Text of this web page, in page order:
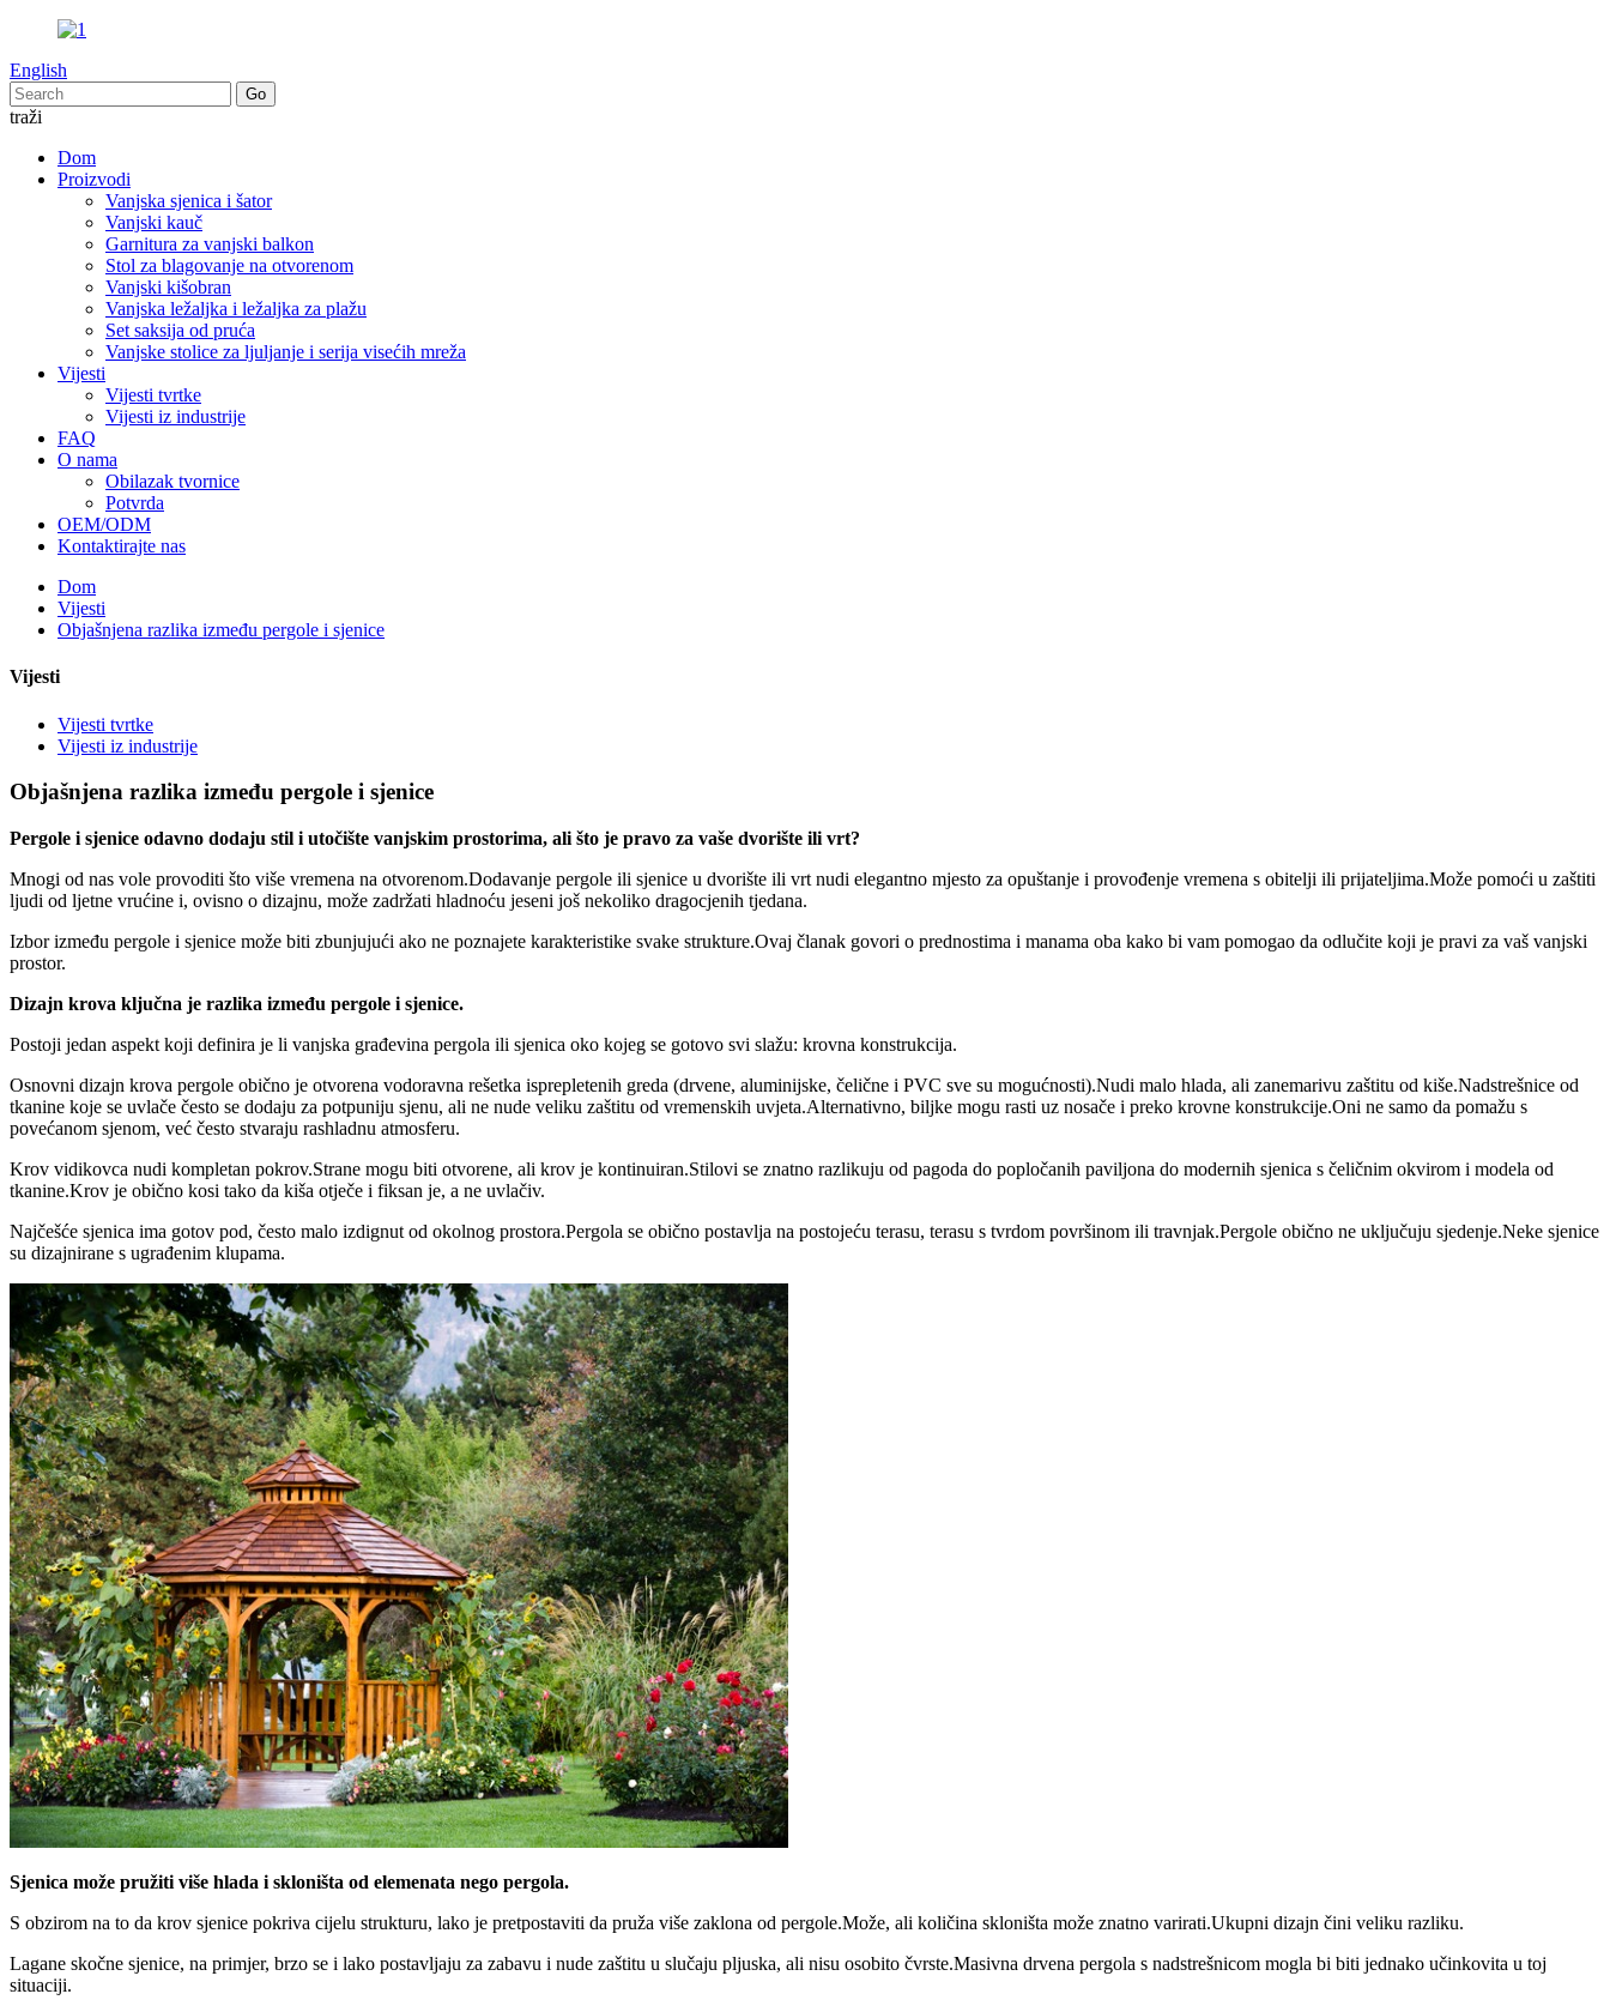
English
traži
Dom
Proizvodi
Vanjska sjenica i šator
Vanjski kauč
Garnitura za vanjski balkon
Stol za blagovanje na otvorenom
Vanjski kišobran
Vanjska ležaljka i ležaljka za plažu
Set saksija od pruća
Vanjske stolice za ljuljanje i serija visećih mreža
Vijesti
Vijesti tvrtke
Vijesti iz industrije
FAQ
O nama
Obilazak tvornice
Potvrda
OEM/ODM
Kontaktirajte nas
Dom
Vijesti
Objašnjena razlika između pergole i sjenice
Vijesti
Vijesti tvrtke
Vijesti iz industrije
Objašnjena razlika između pergole i sjenice
Pergole i sjenice odavno dodaju stil i utočište vanjskim prostorima, ali što je pravo za vaše dvorište ili vrt?
Mnogi od nas vole provoditi što više vremena na otvorenom.Dodavanje pergole ili sjenice u dvorište ili vrt nudi elegantno mjesto za opuštanje i provođenje vremena s obitelji ili prijateljima.Može pomoći u zaštiti
ljudi od ljetne vrućine i, ovisno o dizajnu, može zadržati hladnoću jeseni još nekoliko dragocjenih tjedana.
Izbor između pergole i sjenice može biti zbunjujući ako ne poznajete karakteristike svake strukture.Ovaj članak govori o prednostima i manama oba kako bi vam pomogao da odlučite koji je pravi za vaš vanjski
prostor.
Dizajn krova ključna je razlika između pergole i sjenice.
Postoji jedan aspekt koji definira je li vanjska građevina pergola ili sjenica oko kojeg se gotovo svi slažu: krovna konstrukcija.
Osnovni dizajn krova pergole obično je otvorena vodoravna rešetka isprepletenih greda (drvene, aluminijske, čelične i PVC sve su mogućnosti).Nudi malo hlada, ali zanemarivu zaštitu od kiše.Nadstrešnice od
tkanine koje se uvlače često se dodaju za potpuniju sjenu, ali ne nude veliku zaštitu od vremenskih uvjeta.Alternativno, biljke mogu rasti uz nosače i preko krovne konstrukcije.Oni ne samo da pomažu s
povećanom sjenom, već često stvaraju rashladnu atmosferu.
Krov vidikovca nudi kompletan pokrov.Strane mogu biti otvorene, ali krov je kontinuiran.Stilovi se znatno razlikuju od pagoda do popločanih paviljona do modernih sjenica s čeličnim okvirom i modela od
tkanine.Krov je obično kosi tako da kiša otječe i fiksan je, a ne uvlačiv.
Najčešće sjenica ima gotov pod, često malo izdignut od okolnog prostora.Pergola se obično postavlja na postojeću terasu, terasu s tvrdom površinom ili travnjak.Pergole obično ne uključuju sjedenje.Neke sjenice
su dizajnirane s ugrađenim klupama.
Sjenica može pružiti više hlada i skloništa od elemenata nego pergola.
S obzirom na to da krov sjenice pokriva cijelu strukturu, lako je pretpostaviti da pruža više zaklona od pergole.Može, ali količina skloništa može znatno varirati.Ukupni dizajn čini veliku razliku.
Lagane skočne sjenice, na primjer, brzo se i lako postavljaju za zabavu i nude zaštitu u slučaju pljuska, ali nisu osobito čvrste.Masivna drvena pergola s nadstrešnicom mogla bi biti jednako učinkovita u toj
situaciji.